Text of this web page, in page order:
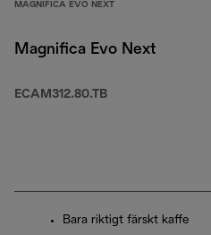
MAGNIFICA EVO NEXT
Magnifica Evo Next
ECAM312.80.TB
Bara riktigt färskt kaffe